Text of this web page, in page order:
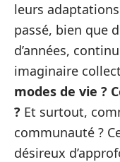
leurs
passé, bien que
d’années,
imaginaire
modes de vie ?
? Et surtout,
communauté ?
désireux